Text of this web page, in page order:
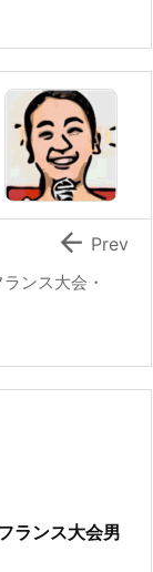
ンス大会・
 Prev
ランス大会男